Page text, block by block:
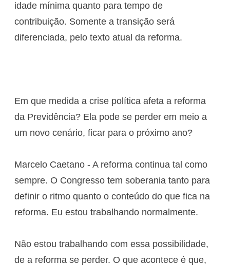
idade mínima quanto para tempo de
contribuição. Somente a transição será
diferenciada, pelo texto atual da reforma.
Em que medida a crise política afeta a reforma
da Previdência? Ela pode se perder em meio a
um novo cenário, ficar para o próximo ano?
Marcelo Caetano - A reforma continua tal como
sempre. O Congresso tem soberania tanto para
definir o ritmo quanto o conteúdo do que fica na
reforma. Eu estou trabalhando normalmente.
Não estou trabalhando com essa possibilidade,
de a reforma se perder. O que acontece é que,